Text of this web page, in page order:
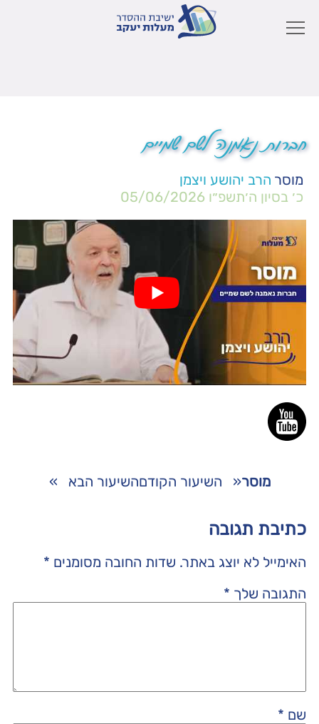
חברות נאמנה לשם שמיים
מוסר הרב יהושע ויצמן
כ׳ בסיון ה׳תשפ״ו 05/06/2026
מוסר« השיעור הקודםהשיעור הבא »
כתיבת תגובה
האימייל לא יוצג באתר. שדות החובה מסומנים *
התגובה שלך *
שם *